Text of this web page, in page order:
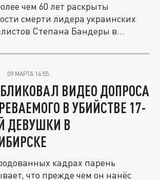
чем 60 лет раскрыты
смерти лидера украинских
Степана Бандеры в
09 МАРТА 14:55
ВИДЕО ДОПРОСА
В УБИЙСТВЕ 17-
ДЕВУШКИ В
кадрах парень
что прежде чем он нанёс